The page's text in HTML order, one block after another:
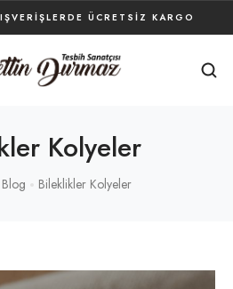
ÜCRETSIZ KARGO
Kolyeler
Blog Bileklikler Kolyeler